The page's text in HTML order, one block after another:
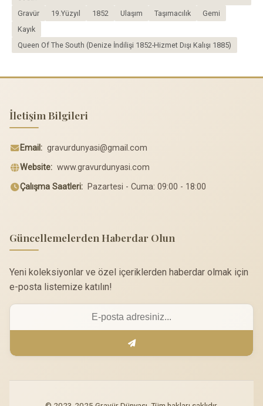
Gravür
19.Yüzyıl 1852 Ulaşım Taşımacılık
Gemi
Kayık
Queen Of The South (Denize İndilişi 1852-Hizmet Dışı Kalışı 1885)
İletişim Bilgileri
Email: gravurdunyasi@gmail.com
Website: www.gravurdunyasi.com
Çalışma Saatleri: Pazartesi - Cuma: 09:00 - 18:00
Güncellemelerden Haberdar Olun
Yeni koleksiyonlar ve özel içeriklerden haberdar olmak için
e-posta listemize katılın!